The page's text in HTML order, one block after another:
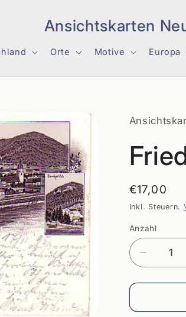
Ansichtskarten
Orte Motive Europa
Normaler
Preis
€17,00
Inkl. Steuern.
Anzahl
Anzahl
die
Menge